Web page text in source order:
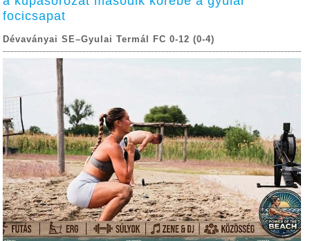
focicsapat
Dévaványai SE–Gyulai Termál FC 0-12 (0-4)